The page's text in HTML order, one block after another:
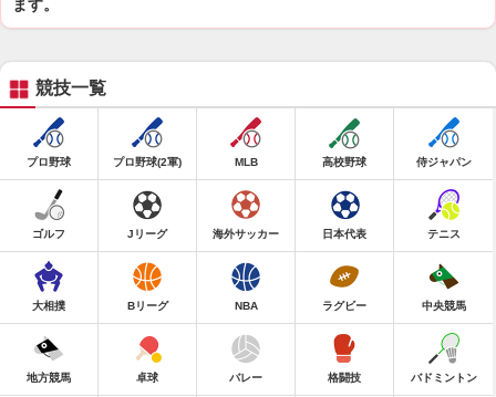
ます。
競技一覧
プロ野球 プロ野球(2軍) MLB 高校野球 侍ジャパン
ゴルフ Jリーグ 海外サッカー 日本代表 テニス
大相撲 Bリーグ NBA ラグビー 中央競馬
地方競馬 卓球 バレー 格闘技 バドミントン